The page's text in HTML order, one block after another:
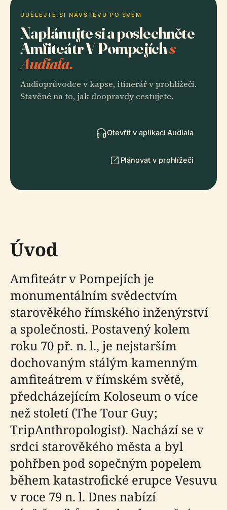
UDĚLEJTE SI NÁVŠTĚVU PO SVÉM
Naplánujte si a poslechněte
Amfiteátr V Pompejíchs
Audiala.
Audioprůvodce v kapse, itinerář v prohlížeči.
Stavěné na to, jak doopravdy cestujete.
Otevřít v aplikaci Audiala
Plánovat v prohlížeči
Úvod
Amfiteátr v Pompejích je
monumentálním svědectvím
starověkého římského inženýrství
a společnosti. Postavený kolem
roku 70 př. n. l., je nejstarším
dochovaným stálým kamenným
amfiteátrem v římském světě,
předcházejícím Koloseum o více
než století (The Tour Guy;
TripAnthropologist). Nachází se v
srdci starověkého města a byl
pohřben pod sopečným popelem
během katastrofické erupce Vesuvu
v roce 79 n. l. Dnes nabízí